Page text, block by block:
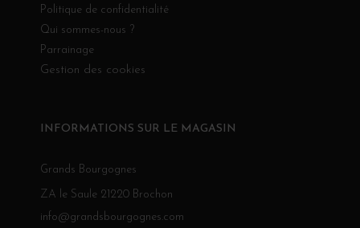
Politique de confidentialité
Qui sommes-nous ?
Parrainage
Gestion des cookies
INFORMATIONS SUR LE MAGASIN
Grands Bourgognes
ZA le Saule 21220 Brochon
info@grandsbourgognes.com